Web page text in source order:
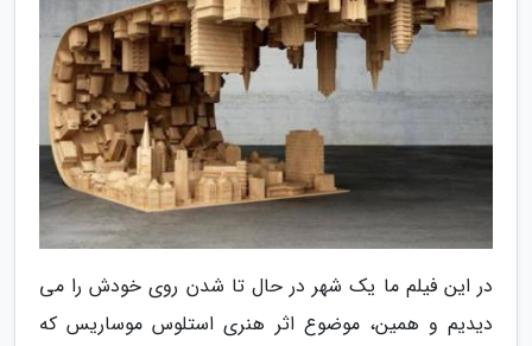
در این فیلم ما یک شهر در حال تا شدن روی خودش را می
دیدیم و همین، موضوع اثر هنری استلوس موساریس که